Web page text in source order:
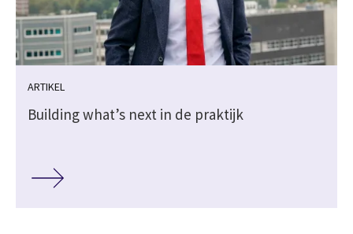
ARTIKEL
Building what’s next in de praktijk